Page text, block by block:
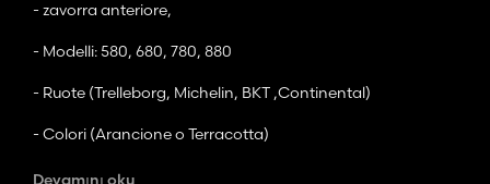
- zavorra anteriore,
- Modelli: 580, 680, 780, 880
- Ruote (Trelleborg, Michelin, BKT ,Continental)
- Colori (Arancione o Terracotta)
- Cabina (Tettuccio o cabina)
Devamını oku